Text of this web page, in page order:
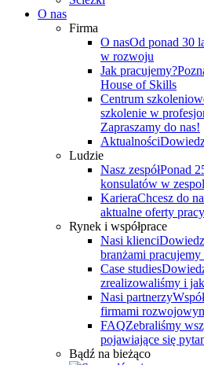
O nas
Firma
O nasOd ponad 30
w rozwoju
Jak pracujemy?
House of Skills
Centrum
szkolenie w
Zapraszamy do nas!
Aktualności
Ludzie
Nasz zespółPonad
konsulatów w
KarieraChcesz do
aktualne oferty pracy
Rynek i współprace
Nasi klienci
branżami pracujemy
Case studies
zrealizowaliśmy i
Nasi partnerzy
firmami
FAQZebraliśmy
pojawiające się
Bądź na bieżąco